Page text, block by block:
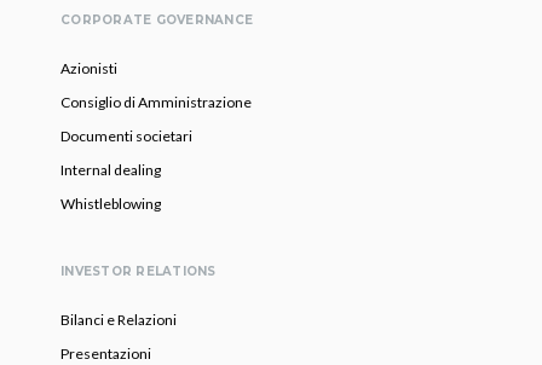
CORPORATE GOVERNANCE
Azionisti
Consiglio di Amministrazione
Documenti societari
Internal dealing
Whistleblowing
INVESTOR RELATIONS
Bilanci e Relazioni
Presentazioni